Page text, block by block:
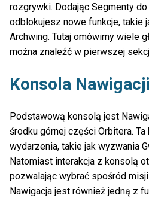
rozgrywki. Dodając Segmenty
odblokujesz nowe funkcje, takie
Archwing. Tutaj omówimy wiele
można znaleźć w pierwszej
Konsola Nawigacji
Podstawową konsolą jest
środku górnej części Orbitera.
wydarzenia, takie jak wyzwania
Natomiast interakcja z konsolą
pozwalając wybrać spośród
Nawigacja jest również jedną z